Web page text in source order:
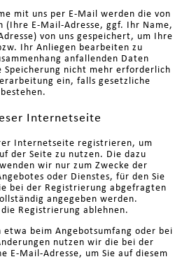
mit uns per E-Mail werden die von
E-Mail-Adresse, ggf. Ihr Name,
von uns gespeichert, um Ihre
Ihr Anliegen bearbeiten zu
anfallenden Daten
Speicherung nicht mehr erforderlich
ein, falls gesetzliche
Internetseite
Internetseite registrieren, um
der Seite zu nutzen. Die dazu
wir nur zum Zwecke der
oder Dienstes, für den Sie
bei der Registrierung abgefragten
angegeben werden.
Registrierung ablehnen.
etwa beim Angebotsumfang oder bei
nutzen wir die bei der
E-Mail-Adresse, um Sie auf diesem